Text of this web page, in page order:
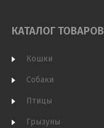
КАТАЛОГ ТОВАРОВ
Кошки
Собаки
Птицы
Грызуны